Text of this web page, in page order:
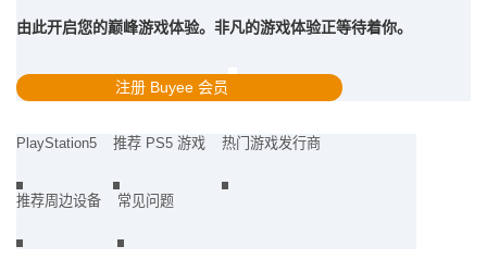
由此开启您的巅峰游戏体验。非凡的游戏体验正等待着你。
注册 Buyee 会员
PlayStation5 推荐 PS5 游戏 热门游戏发行商
推荐周边设备 常见问题